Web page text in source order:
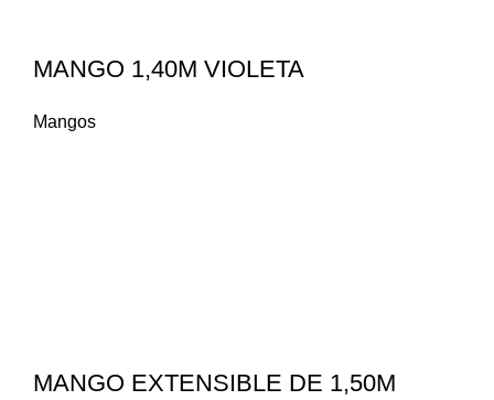
MANGO 1,40M VIOLETA
Mangos
MANGO EXTENSIBLE DE 1,50M